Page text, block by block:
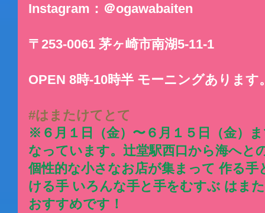
Instagram：＠ogawabaiten
〒253-0061 茅ヶ崎市南湖5-11-1
OPEN 8時-10時半 モーニングあります
#はまたけてとて
※６月１日（金）〜６月１５日（金）
なっています。辻堂駅西口から海へと
個性的な小さなお店が集まって 作る手
ける手 いろんな手と手をむすぶ はま
おすすめです！